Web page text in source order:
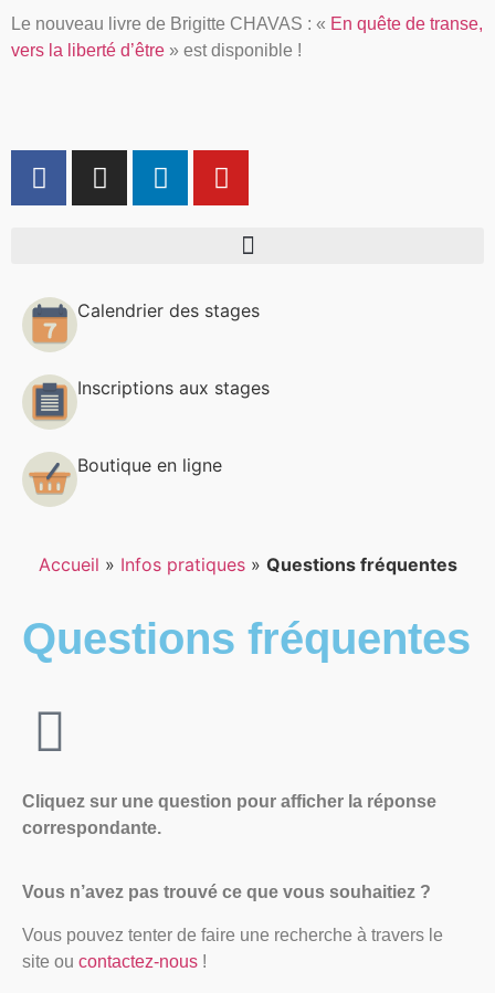
Le nouveau livre de Brigitte CHAVAS : « En quête de transe,
vers la liberté d’être » est disponible !
Calendrier des stages
Inscriptions aux stages
Boutique en ligne
Accueil » Infos pratiques» Questions fréquentes
Questions fréquentes
Cliquez sur une question pour afficher la réponse
correspondante.
Vous n’avez pas trouvé ce que vous souhaitiez ?
Vous pouvez tenter de faire une recherche à travers le
site ou contactez-nous !